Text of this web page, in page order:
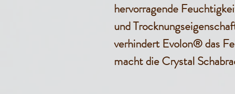
hervorragende
und
verhindert Evolon® das
macht die Crystal